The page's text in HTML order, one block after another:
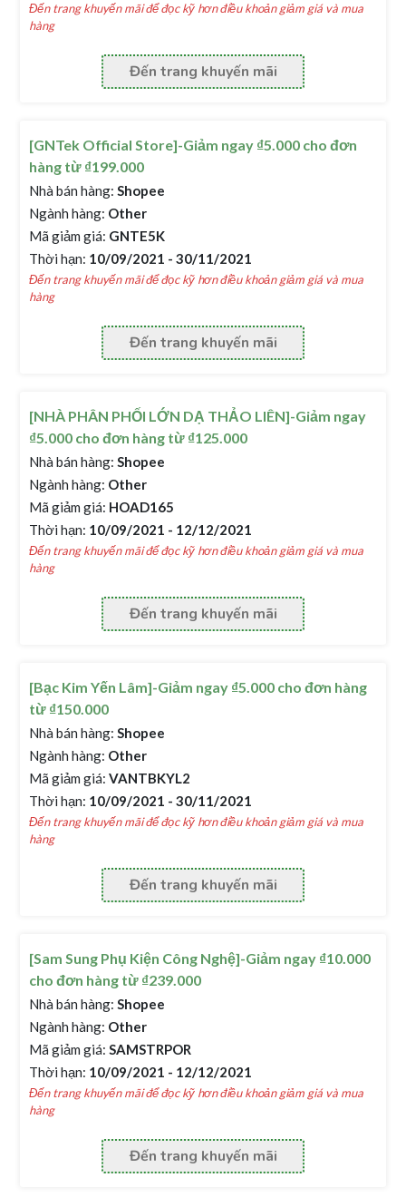
Đến trang khuyến mãi để đọc kỹ hơn điều khoản giảm giá và mua
hàng
Đến trang khuyến mãi
[GNTek Official Store]-Giảm ngay ₫5.000 cho đơn
hàng từ ₫199.000
Nhà bán hàng: Shopee
Ngành hàng: Other
Mã giảm giá: GNTE5K
Thời hạn: 10/09/2021 - 30/11/2021
Đến trang khuyến mãi để đọc kỹ hơn điều khoản giảm giá và mua
hàng
Đến trang khuyến mãi
[NHÀ PHÂN PHỐI LỚN DẠ THẢO LIÊN]-Giảm ngay
₫5.000 cho đơn hàng từ ₫125.000
Nhà bán hàng: Shopee
Ngành hàng: Other
Mã giảm giá: HOAD165
Thời hạn: 10/09/2021 - 12/12/2021
Đến trang khuyến mãi để đọc kỹ hơn điều khoản giảm giá và mua
hàng
Đến trang khuyến mãi
[Bạc Kim Yến Lâm]-Giảm ngay ₫5.000 cho đơn hàng
từ ₫150.000
Nhà bán hàng: Shopee
Ngành hàng: Other
Mã giảm giá: VANTBKYL2
Thời hạn: 10/09/2021 - 30/11/2021
Đến trang khuyến mãi để đọc kỹ hơn điều khoản giảm giá và mua
hàng
Đến trang khuyến mãi
[Sam Sung Phụ Kiện Công Nghệ]-Giảm ngay ₫10.000
cho đơn hàng từ ₫239.000
Nhà bán hàng: Shopee
Ngành hàng: Other
Mã giảm giá: SAMSTRPOR
Thời hạn: 10/09/2021 - 12/12/2021
Đến trang khuyến mãi để đọc kỹ hơn điều khoản giảm giá và mua
hàng
Đến trang khuyến mãi